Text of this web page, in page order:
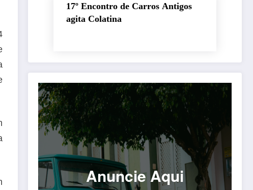
17º Encontro de Carros Antigos
agita Colatina
Anuncie Aqui